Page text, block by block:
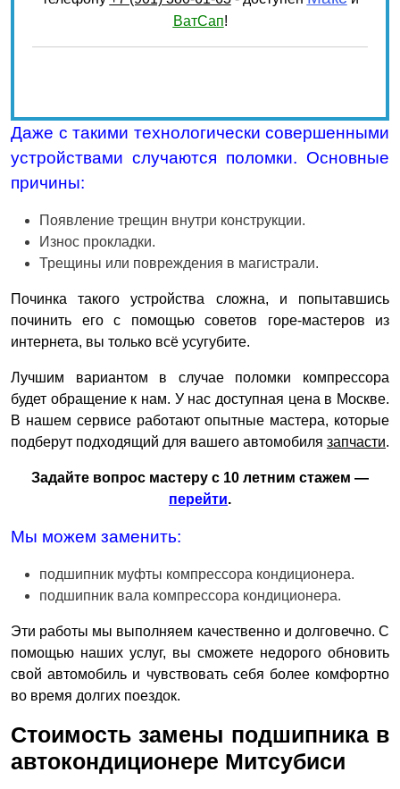
ВатСап!
это поле
пустым.
Даже с такими технологически совершенными
устройствами случаются поломки. Основные
причины:
Появление трещин внутри конструкции.
Износ прокладки.
Трещины или повреждения в магистрали.
Починка такого устройства сложна, и попытавшись
починить его с помощью советов горе-мастеров из
интернета, вы только всё усугубите.
Лучшим вариантом в случае поломки компрессора
будет обращение к нам. У нас доступная цена в Москве.
В нашем сервисе работают опытные мастера, которые
подберут подходящий для вашего автомобиля запчасти.
Задайте вопрос мастеру с 10 летним стажем —
перейти.
Мы можем заменить:
подшипник муфты компрессора кондиционера.
подшипник вала компрессора кондиционера.
Эти работы мы выполняем качественно и долговечно. С
помощью наших услуг, вы сможете недорого обновить
свой автомобиль и чувствовать себя более комфортно
во время долгих поездок.
Стоимость замены подшипника в
автокондиционере Митсубиси